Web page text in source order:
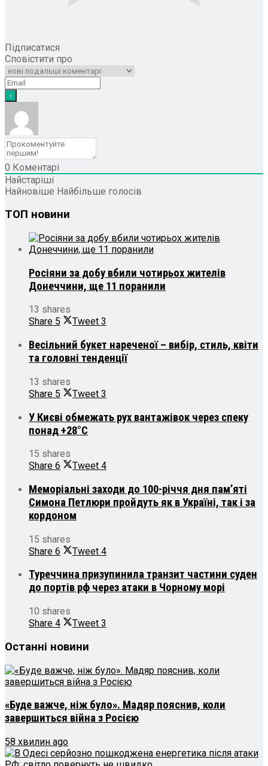
Підписатися
Сповістити про
0 Коментарі
Найстаріші
Найновіше Найбільше голосів
ТОП новини
Росіяни за добу вбили чотирьох жителів
Донеччини, ще 11 поранили
13 shares
Share 5 Tweet 3
Весільний букет нареченої – вибір, стиль, квіти
та головні тенденції
13 shares
Share 5 Tweet 3
У Києві обмежать рух вантажівок через спеку
понад +28°С
15 shares
Share 6 Tweet 4
Меморіальні заходи до 100-річчя дня пам’яті
Симона Петлюри пройдуть як в Україні, так і за
кордоном
15 shares
Share 6 Tweet 4
Туреччина призупинила транзит частини суден
до портів рф через атаки в Чорному морі
10 shares
Share 4 Tweet 3
Останні новини
«Буде важче, ніж було». Мадяр пояснив, коли
завершиться війна з Росією
58 хвилин ago